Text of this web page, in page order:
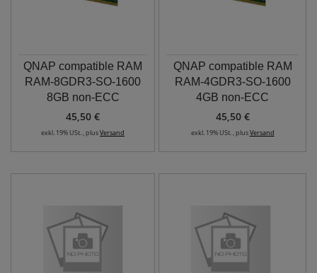
QNAP compatible RAM
RAM-8GDR3-SO-1600
8GB non-ECC
45,50 €
exkl. 19% USt. , plusVersand
QNAP compatible RAM
RAM-4GDR3-SO-1600
4GB non-ECC
45,50 €
exkl. 19% USt. , plusVersand